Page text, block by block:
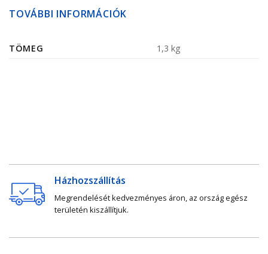
TOVÁBBI INFORMÁCIÓK
TÖMEG 1,3 kg
Házhozszállítás
Megrendelését kedvezményes áron, az ország egész
területén kiszállítjuk.